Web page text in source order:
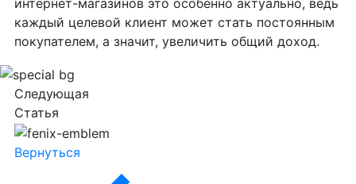
интернет-магазинов это особенно актуально, ведь
каждый целевой клиент может стать постоянным
покупателем, а значит, увеличить общий доход.
Следующая
Статья
Вернуться